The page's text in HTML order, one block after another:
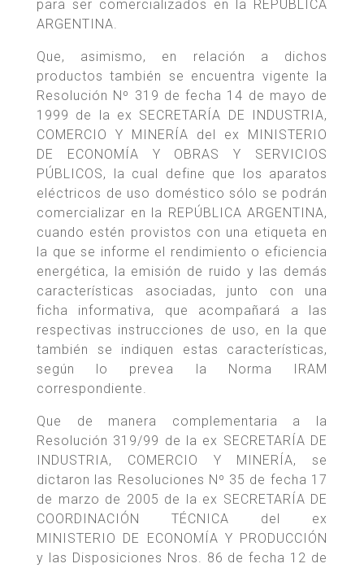
para ser comercializados en la REPÚBLICA
ARGENTINA.
Que, asimismo, en relación a dichos
productos también se encuentra vigente la
Resolución Nº 319 de fecha 14 de mayo de
1999 de la ex SECRETARÍA DE INDUSTRIA,
COMERCIO Y MINERÍA del ex MINISTERIO
DE ECONOMÍA Y OBRAS Y SERVICIOS
PÚBLICOS, la cual define que los aparatos
eléctricos de uso doméstico sólo se podrán
comercializar en la REPÚBLICA ARGENTINA,
cuando estén provistos con una etiqueta en
la que se informe el rendimiento o eficiencia
energética, la emisión de ruido y las demás
características asociadas, junto con una
ficha informativa, que acompañará a las
respectivas instrucciones de uso, en la que
también se indiquen estas características,
según lo prevea la Norma IRAM
correspondiente.
Que de manera complementaria a la
Resolución 319/99 de la ex SECRETARÍA DE
INDUSTRIA, COMERCIO Y MINERÍA, se
dictaron las Resoluciones Nº 35 de fecha 17
de marzo de 2005 de la ex SECRETARÍA DE
COORDINACIÓN TÉCNICA del ex
MINISTERIO DE ECONOMÍA Y PRODUCCIÓN
y las Disposiciones Nros. 86 de fecha 12 de